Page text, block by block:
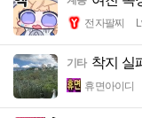
전자팔찌
기타 착지 실
휴면아이디